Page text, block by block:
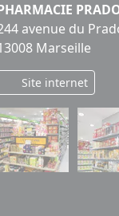
avenue du
Marseille
Site internet